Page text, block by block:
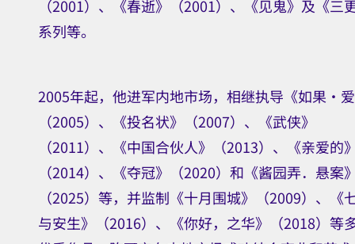
（2001）、《春逝》（2001）、《见鬼》及《三
系列等。
2005年起，他进军内地市场，相继执导《如果‧
（2005）、《投名状》（2007）、《武侠》
（2011）、《中国合伙人》（2013）、《亲爱的
（2014）、《夺冠》（2020）和《酱园弄．悬案
（2025）等，并监制《十月围城》（2009）、《
与安生》（2016）、《你好，之华》（2018）等